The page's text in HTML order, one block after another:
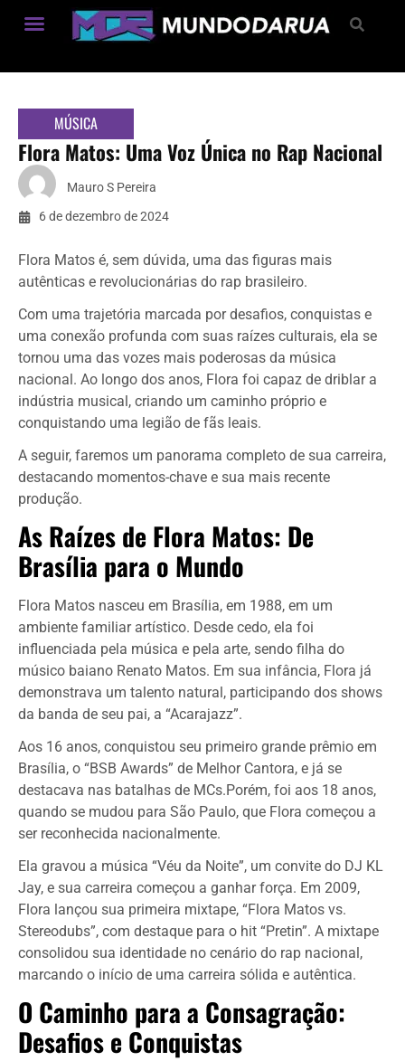
MÚSICA
Flora Matos: Uma Voz Única no Rap Nacional
Mauro S Pereira
6 de dezembro de 2024
Flora Matos é, sem dúvida, uma das figuras mais
autênticas e revolucionárias do rap brasileiro.
Com uma trajetória marcada por desafios, conquistas e
uma conexão profunda com suas raízes culturais, ela se
tornou uma das vozes mais poderosas da música
nacional. Ao longo dos anos, Flora foi capaz de driblar a
indústria musical, criando um caminho próprio e
conquistando uma legião de fãs leais.
A seguir, faremos um panorama completo de sua carreira,
destacando momentos-chave e sua mais recente
produção.
As Raízes de Flora Matos: De
Brasília para o Mundo
Flora Matos nasceu em Brasília, em 1988, em um
ambiente familiar artístico. Desde cedo, ela foi
influenciada pela música e pela arte, sendo filha do
músico baiano Renato Matos. Em sua infância, Flora já
demonstrava um talento natural, participando dos shows
da banda de seu pai, a “Acarajazz”.
Aos 16 anos, conquistou seu primeiro grande prêmio em
Brasília, o “BSB Awards” de Melhor Cantora, e já se
destacava nas batalhas de MCs.Porém, foi aos 18 anos,
quando se mudou para São Paulo, que Flora começou a
ser reconhecida nacionalmente.
Ela gravou a música “Véu da Noite”, um convite do DJ KL
Jay, e sua carreira começou a ganhar força. Em 2009,
Flora lançou sua primeira mixtape, “Flora Matos vs.
Stereodubs”, com destaque para o hit “Pretin”. A mixtape
consolidou sua identidade no cenário do rap nacional,
marcando o início de uma carreira sólida e autêntica.
O Caminho para a Consagração:
Desafios e Conquistas